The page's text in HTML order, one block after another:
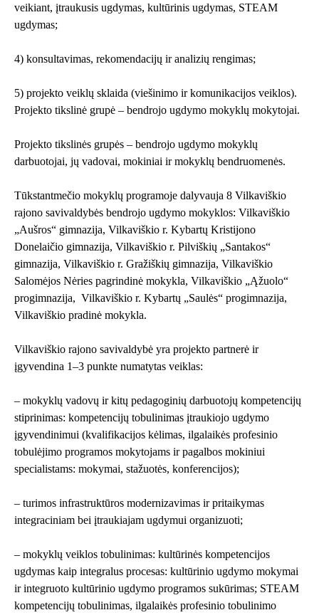
veikiant, įtraukusis ugdymas, kultūrinis ugdymas, STEAM
ugdymas;
4) konsultavimas, rekomendacijų ir analizių rengimas;
5) projekto veiklų sklaida (viešinimo ir komunikacijos veiklos).
Projekto tikslinė grupė – bendrojo ugdymo mokyklų mokytojai.
Projekto tikslinės grupės – bendrojo ugdymo mokyklų
darbuotojai, jų vadovai, mokiniai ir mokyklų bendruomenės.
Tūkstantmečio mokyklų programoje dalyvauja 8 Vilkaviškio
rajono savivaldybės bendrojo ugdymo mokyklos: Vilkaviškio
„Aušros“ gimnazija, Vilkaviškio r. Kybartų Kristijono
Donelaičio gimnazija, Vilkaviškio r. Pilviškių „Santakos“
gimnazija, Vilkaviškio r. Gražiškių gimnazija, Vilkaviškio
Salomėjos Nėries pagrindinė mokykla, Vilkaviškio „Ąžuolo“
progimnazija, Vilkaviškio r. Kybartų „Saulės“ progimnazija,
Vilkaviškio pradinė mokykla.
Vilkaviškio rajono savivaldybė yra projekto partnerė ir
įgyvendina 1–3 punkte numatytas veiklas:
– mokyklų vadovų ir kitų pedagoginių darbuotojų kompetencijų
stiprinimas: kompetencijų tobulinimas įtraukiojo ugdymo
įgyvendinimui (kvalifikacijos kėlimas, ilgalaikės profesinio
tobulėjimo programos mokytojams ir pagalbos mokiniui
specialistams: mokymai, stažuotės, konferencijos);
– turimos infrastruktūros modernizavimas ir pritaikymas
integraciniam bei įtraukiajam ugdymui organizuoti;
– mokyklų veiklos tobulinimas: kultūrinės kompetencijos
ugdymas kaip integralus procesas: kultūrinio ugdymo mokymai
ir integruoto kultūrinio ugdymo programos sukūrimas; STEAM
kompetencijų tobulinimas, ilgalaikės profesinio tobulinimo